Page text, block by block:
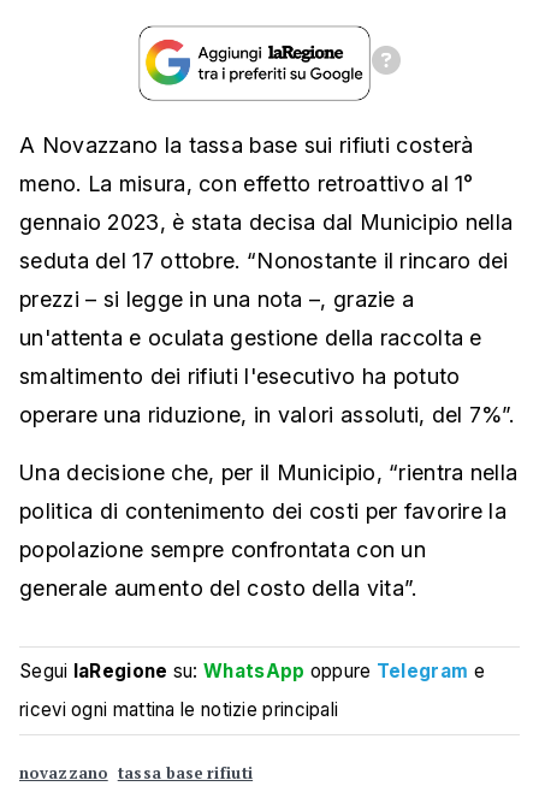
A Novazzano la tassa base sui rifiuti costerà
meno. La misura, con effetto retroattivo al 1°
gennaio 2023, è stata decisa dal Municipio nella
seduta del 17 ottobre. “Nonostante il rincaro dei
prezzi – si legge in una nota –, grazie a
un'attenta e oculata gestione della raccolta e
smaltimento dei rifiuti l'esecutivo ha potuto
operare una riduzione, in valori assoluti, del 7%”.
Una decisione che, per il Municipio, “rientra nella
politica di contenimento dei costi per favorire la
popolazione sempre confrontata con un
generale aumento del costo della vita”.
Segui laRegione su:WhatsApp oppure Telegram e
ricevi ogni mattina le notizie principali
novazzano tassa base rifiuti